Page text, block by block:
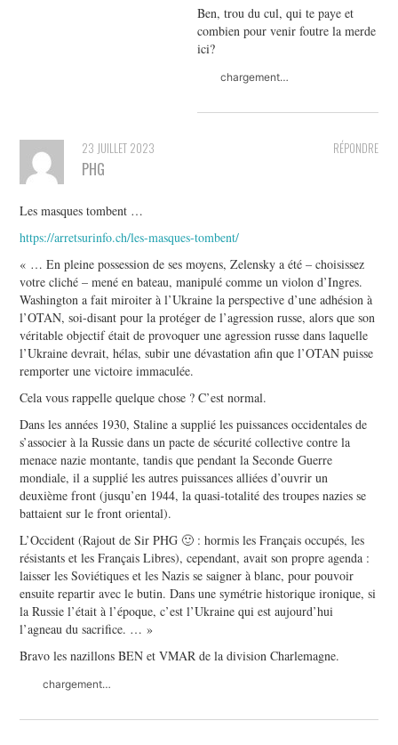
Ben, trou du cul, qui te paye et
combien pour venir foutre la merde
ici?
chargement…
RÉPONDRE
23 JUILLET 2023
PHG
Les masques tombent …
https://arretsurinfo.ch/les-masques-tombent/
« … En pleine possession de ses moyens, Zelensky a été – choisissez
votre cliché – mené en bateau, manipulé comme un violon d’Ingres.
Washington a fait miroiter à l’Ukraine la perspective d’une adhésion à
l’OTAN, soi-disant pour la protéger de l’agression russe, alors que son
véritable objectif était de provoquer une agression russe dans laquelle
l’Ukraine devrait, hélas, subir une dévastation afin que l’OTAN puisse
remporter une victoire immaculée.
Cela vous rappelle quelque chose ? C’est normal.
Dans les années 1930, Staline a supplié les puissances occidentales de
s’associer à la Russie dans un pacte de sécurité collective contre la
menace nazie montante, tandis que pendant la Seconde Guerre
mondiale, il a supplié les autres puissances alliées d’ouvrir un
deuxième front (jusqu’en 1944, la quasi-totalité des troupes nazies se
battaient sur le front oriental).
L’Occident (Rajout de Sir PHG 🙂 : hormis les Français occupés, les
résistants et les Français Libres), cependant, avait son propre agenda :
laisser les Soviétiques et les Nazis se saigner à blanc, pour pouvoir
ensuite repartir avec le butin. Dans une symétrie historique ironique, si
la Russie l’était à l’époque, c’est l’Ukraine qui est aujourd’hui
l’agneau du sacrifice. … »
Bravo les nazillons BEN et VMAR de la division Charlemagne.
chargement…